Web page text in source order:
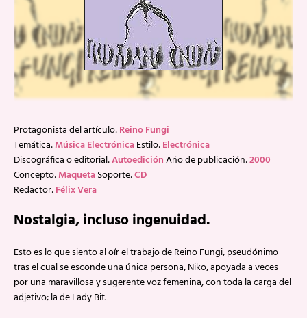
Protagonista del artículo:Reino Fungi
Temática:Música ElectrónicaEstilo:Electrónica
Discográfica o editorial:AutoediciónAño de publicación:2000
Concepto:MaquetaSoporte:CD
Redactor:Félix Vera
Nostalgia, incluso ingenuidad.
Esto es lo que siento al oír el trabajo de Reino Fungi, pseudónimo
tras el cual se esconde una única persona, Niko, apoyada a veces
por una maravillosa y sugerente voz femenina, con toda la carga del
adjetivo; la de Lady Bit.